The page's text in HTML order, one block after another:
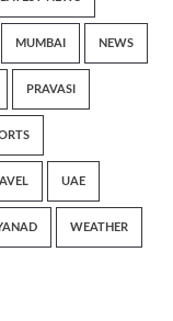
MUMBAI NEWS
PRAVASI
UAE
WEATHER